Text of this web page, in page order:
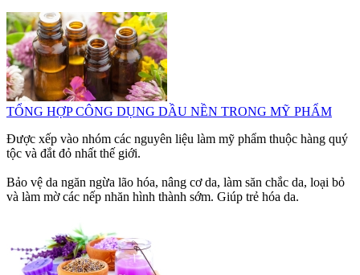
TỔNG HỢP CÔNG DỤNG DẦU NỀN TRONG MỸ PHẨM
Được xếp vào nhóm các nguyên liệu làm mỹ phẩm thuộc hàng quý
tộc và đắt đỏ nhất thế giới.
Bảo vệ da ngăn ngừa lão hóa, nâng cơ da, làm săn chắc da, loại bỏ
và làm mờ các nếp nhăn hình thành sớm. Giúp trẻ hóa da.